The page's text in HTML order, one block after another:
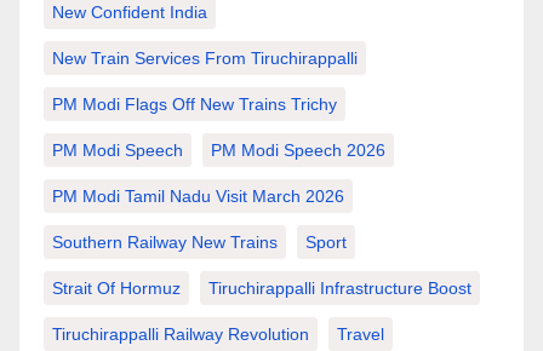
New Confident India
New Train Services From Tiruchirappalli
PM Modi Flags Off New Trains Trichy
PM Modi Speech PM Modi Speech 2026
PM Modi Tamil Nadu Visit March 2026
Southern Railway New Trains Sport
Strait Of Hormuz Tiruchirappalli Infrastructure Boost
Tiruchirappalli Railway Revolution Travel